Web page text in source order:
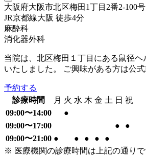
大阪府大阪市北区梅田1丁目2番2-100
JR京都線大阪 徒歩4分
麻酔科
消化器外科
当院は、北区梅田１丁目にある鼠径
いたしました。 ご興味がある方は公
予約する
診療時間
月 火 水 木 金 土 日 祝
09:00〜14:00
●
09:00〜17:00
●
●
09:00〜21:00 ● ● ● ●
●
※ 医療機関の診療時間は上記の通り